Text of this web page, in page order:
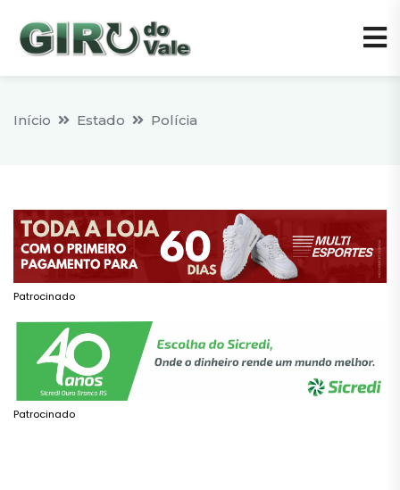
Início Estado Polícia
Patrocinado
Patrocinado